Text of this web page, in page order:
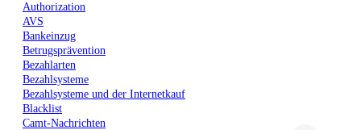
Authorization
AVS
Bankeinzug
Betrugsprävention
Bezahlarten
Bezahlsysteme
Bezahlsysteme und der Internetkauf
Blacklist
Camt-Nachrichten